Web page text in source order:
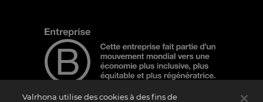
Valrhona utilise des cookies à des fins de